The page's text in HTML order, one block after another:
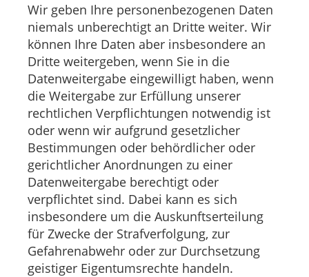
Wir geben Ihre personenbezogenen Daten
niemals unberechtigt an Dritte weiter. Wir
können Ihre Daten aber insbesondere an
Dritte weitergeben, wenn Sie in die
Datenweitergabe eingewilligt haben, wenn
die Weitergabe zur Erfüllung unserer
rechtlichen Verpflichtungen notwendig ist
oder wenn wir aufgrund gesetzlicher
Bestimmungen oder behördlicher oder
gerichtlicher Anordnungen zu einer
Datenweitergabe berechtigt oder
verpflichtet sind. Dabei kann es sich
insbesondere um die Auskunftserteilung
für Zwecke der Strafverfolgung, zur
Gefahrenabwehr oder zur Durchsetzung
geistiger Eigentumsrechte handeln.